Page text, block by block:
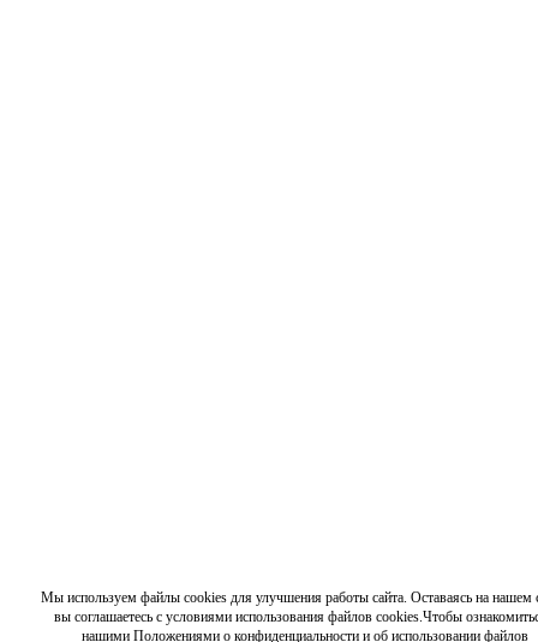
Мы используем файлы cookies для улучшения работы сайта. Оставаясь на нашем
вы соглашаетесь с условиями использования файлов cookies.Чтобы
нашими Положениями о конфиденциальности и об использовании файлов